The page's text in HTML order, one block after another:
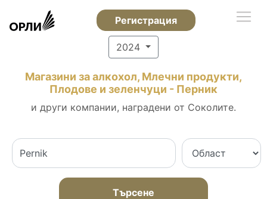
Регистрация
2024
Магазини за алкохол, Млечни продукти,
Плодове и зеленчуци - Перник
и други компании, наградени от Соколите.
Търсене